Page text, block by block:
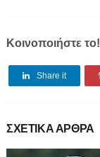
Κοινοποιήστε το!
Share it
ΣΧΕΤΙΚΑ ΑΡΘΡΑ